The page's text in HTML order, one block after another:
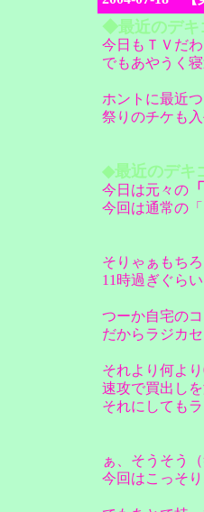
◆最近のデ
今日もＴＶだ
でもあやうく
ホントに最近
祭りのチケも
◆最近のデキ
今日は元々の
今回は通常の
そりゃぁもち
11時過ぎぐら
つーか自宅の
だからラジカ
それより何よ
速攻で買出し
それにしても
ぁ、そうそう
今回はこっそ